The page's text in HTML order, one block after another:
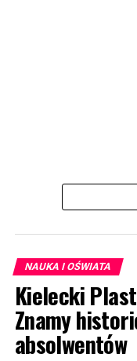
NAUKA I OŚWIATA
Kielecki
Znamy
absolwentów